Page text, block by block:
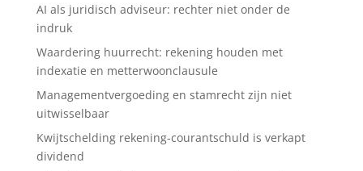
AI als juridisch adviseur: rechter niet onder de
indruk
Waardering huurrecht: rekening houden met
indexatie en metterwoonclausule
Managementvergoeding en stamrecht zijn niet
uitwisselbaar
Kwijtschelding rekening-courantschuld is verkapt
dividend